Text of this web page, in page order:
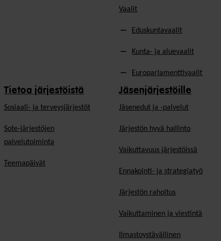
Vaalit
Eduskuntavaalit
Kunta- ja aluevaalit
Europarlamenttivaalit
Tietoa järjestöistä
Sosiaali- ja terveysjärjestöt
Sote-järjestöjen
palvelutoiminta
Teemapäivät
Jäsenjärjestöille
Jäsen­edut ja -palvelut
Järjestön hyvä hallinto
Vaikuttavuus järjestöissä
Ennakointi- ja strategiatyö
Järjestön rahoitus
Vaikuttaminen ja viestintä
Ilmastoystävällinen